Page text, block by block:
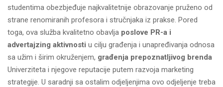
studentima obezbjeđuje najkvalitetnije obrazovanje pruženo od
strane renomiranih profesora i stručnjaka iz prakse. Pored
toga, ova služba kvalitetno obavlja poslove PR-a i
advertajzing aktivnosti u cilju građenja i unapređivanja odnosa
sa užim i širim okruženjem, građenja prepoznatljivog brenda
Univerziteta i njegove reputacije putem razvoja marketing
strategije. U saradnji sa ostalim odjeljenjima ovo odjeljenje treba